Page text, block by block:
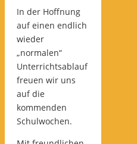
In der Hoffnung
auf einen endlich
wieder
„normalen“
Unterrichtsablauf
freuen wir uns
auf die
kommenden
Schulwochen.